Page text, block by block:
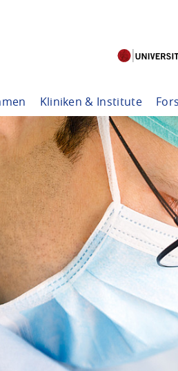
Kliniken & Institute